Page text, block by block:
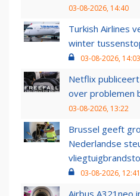
03-08-2026, 14:40
Turkish Airlines
winter
03-08-2026, 14:03
Netflix
over problemen
03-08-2026, 13:22
Brussel geeft
Nederlandse
03-08-2026, 12:41